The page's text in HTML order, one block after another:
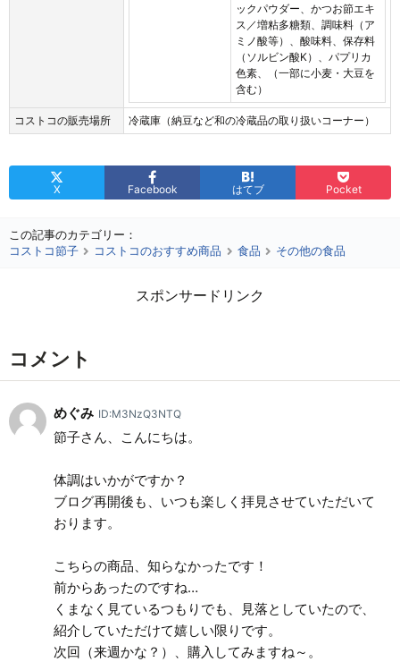
ックパウダー、かつお節エキ
ス／増粘多糖類、調味料（ア
ミノ酸等）、酸味料、保存料
（ソルビン酸K）、パプリカ
色素、（一部に小麦・大豆を
含む）
コストコの販売場所 冷蔵庫（納豆など和の冷蔵品の取り扱いコーナー）
X Facebook はてブ Pocket
この記事のカテゴリー：
コストコ節子
コストコのおすすめ商品 食品 その他の食品
スポンサードリンク
コメント
めぐみ ID:M3NzQ3NTQ
節子さん、こんにちは。
体調はいかがですか？
ブログ再開後も、いつも楽しく拝見させていただいて
おります。
こちらの商品、知らなかったです！
前からあったのですね…
くまなく見ているつもりでも、見落としていたので、
紹介していただけて嬉しい限りです。
次回（来週かな？）、購入してみますね～。